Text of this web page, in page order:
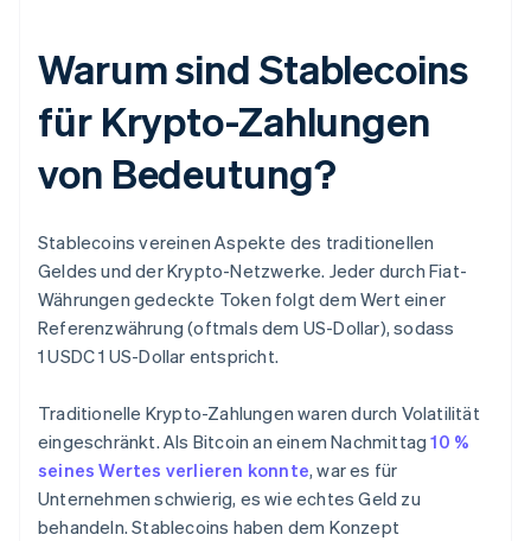
Warum sind Stablecoins
für Krypto-Zahlungen
von Bedeutung?
Stablecoins vereinen Aspekte des traditionellen
Geldes und der Krypto-Netzwerke. Jeder durch Fiat-
Währungen gedeckte Token folgt dem Wert einer
Referenzwährung (oftmals dem US-Dollar), sodass
1 USDC 1 US-Dollar entspricht.
Traditionelle Krypto-Zahlungen waren durch Volatilität
eingeschränkt. Als Bitcoin an einem Nachmittag10 %
seines Wertes verlieren konnte, war es für
Unternehmen schwierig, es wie echtes Geld zu
behandeln. Stablecoins haben dem Konzept